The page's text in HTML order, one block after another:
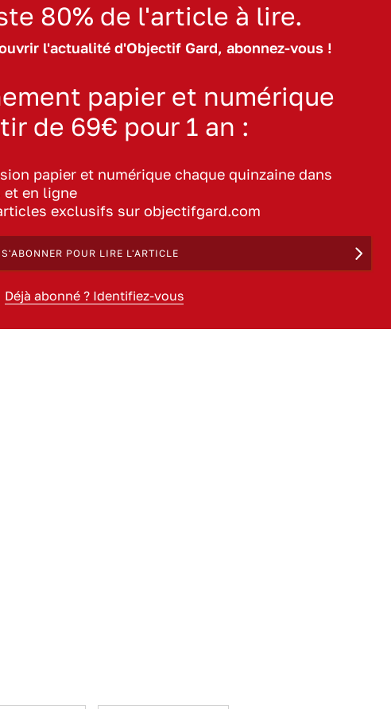
80% de l'article à lire.
l'actualité d'Objectif Gard, abonnez-vous !
papier et numérique
de 69€ pour 1 an :
papier et numérique chaque quinzaine dans
en ligne
exclusifs sur objectifgard.com
S'ABONNER POUR LIRE L'ARTICLE
Déjà abonné ? Identifiez-vous